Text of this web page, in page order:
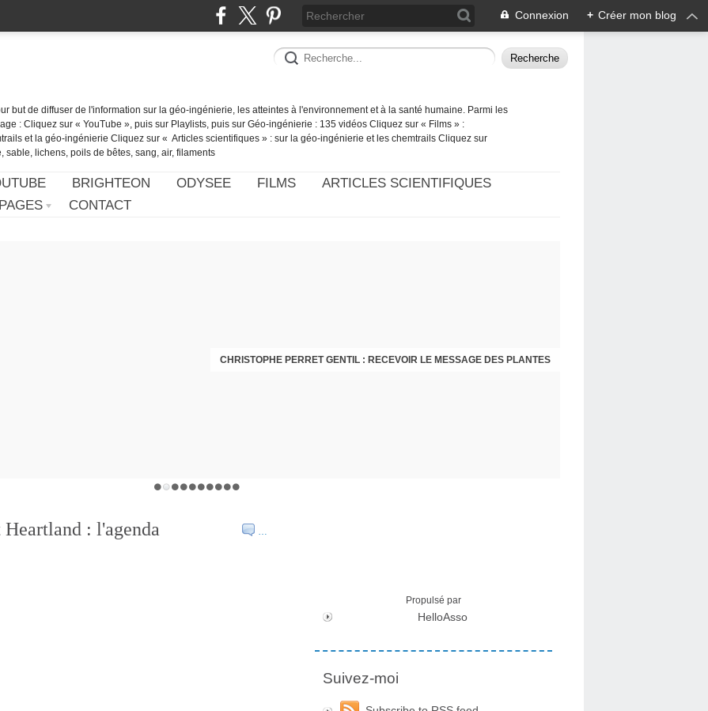
Connexion + Créer mon blog
but de diffuser de l'information sur la géo-ingénierie, les atteintes à l'environnement et à la santé humaine. Parmi les
: Cliquez sur « YouTube », puis sur Playlists, puis sur Géo-ingénierie : 135 vidéos Cliquez sur « Films » :
et la géo-ingénierie Cliquez sur « Articles scientifiques » : sur la géo-ingénierie et les chemtrails Cliquez sur
sable, lichens, poils de bêtes, sang, air, filaments
BRIGHTEON ODYSEE FILMS
ARTICLES SCIENTIFIQUES
PAGES CONTACT
CHRISTOPHE PERRET GENTIL : RECEVOIR LE MESSAGE DES PLANTES
…
: l'agenda
Propulsé par
HelloAsso
Suivez-moi